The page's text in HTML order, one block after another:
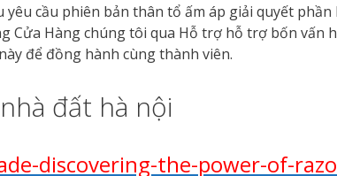
cầu phiên bản thân tổ ấm áp giải quyết phần
Cửa Hàng chúng tôi qua Hỗ trợ hỗ trợ bốn vấn
để đồng hành cùng thành viên.
đất hà nội
discovering-the-power-of-